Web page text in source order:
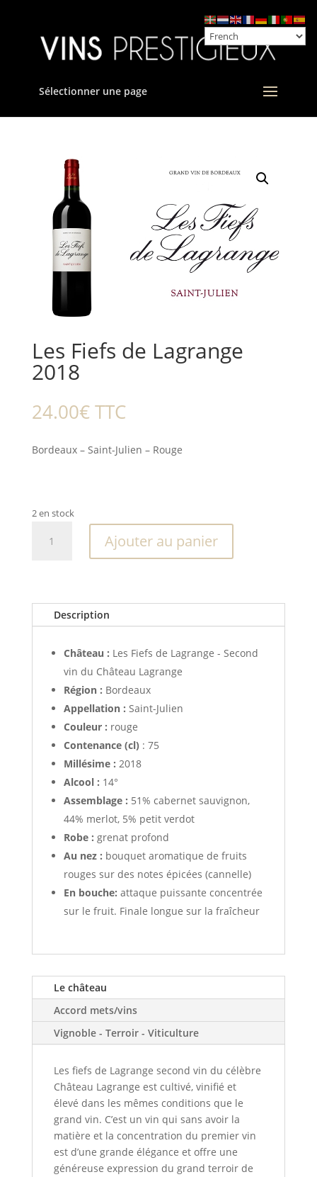
Sélectionner une page
Les Fiefs de Lagrange
2018
24.00€ TTC
Bordeaux – Saint-Julien – Rouge
2 en stock
Lagrange
2018
Ajouter au panier
Description
Château : Les Fiefs de Lagrange - Second
vin du Château Lagrange
Région : Bordeaux
Appellation : Saint-Julien
Couleur : rouge
Contenance (cl) : 75
Millésime : 2018
Alcool : 14°
Assemblage : 51% cabernet sauvignon,
44% merlot, 5% petit verdot
Robe : grenat profond
Au nez : bouquet aromatique de fruits
rouges sur des notes épicées (cannelle)
En bouche: attaque puissante concentrée
sur le fruit. Finale longue sur la fraîcheur
Le château
Accord mets/vins
Vignoble - Terroir - Viticulture
Les fiefs de Lagrange second vin du célèbre
Château Lagrange est cultivé, vinifié et
élevé dans les mêmes conditions que le
grand vin. C’est un vin qui sans avoir la
matière et la concentration du premier vin
est d’une grande élégance et offre une
généreuse expression du grand terroir de